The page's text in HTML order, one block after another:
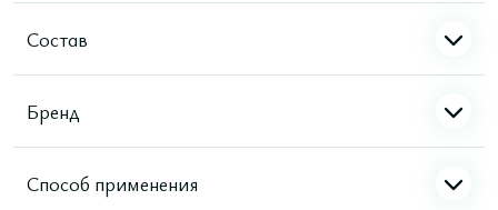
Состав
Бренд
Способ применения